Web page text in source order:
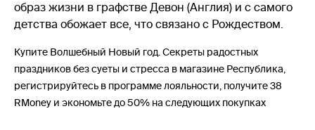
образ жизни в графстве Девон (Англия) и с самого
детства обожает все, что связано с Рождеством.
Купите Волшебный Новый год. Секреты радостных
праздников без суеты и стресса в магазине Республика,
регистрируйтесь в программе лояльности, получите 38
RMoney и экономьте до 50% на следующих покупках